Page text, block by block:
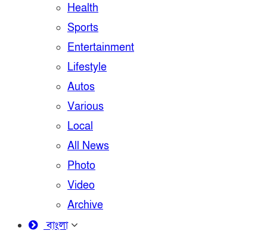
Health
Sports
Entertainment
Lifestyle
Autos
Various
Local
All News
Photo
Video
Archive
বাংলা